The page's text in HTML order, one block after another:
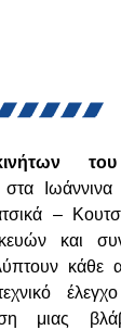
στα Ιωάννινα
–
και
κάθε
μιας